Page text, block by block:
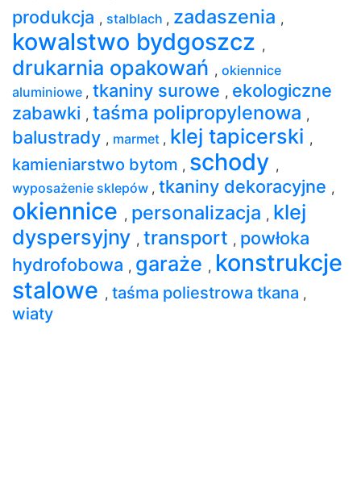
produkcja , stalblach , zadaszenia ,
kowalstwo bydgoszcz ,
drukarnia opakowań , okiennice
aluminiowe , tkaniny surowe , ekologiczne
zabawki , taśma polipropylenowa ,
balustrady , marmet , klej tapicerski ,
kamieniarstwo bytom , schody ,
wyposażenie sklepów , tkaniny dekoracyjne ,
okiennice , personalizacja , klej
dyspersyjny , transport , powłoka
hydrofobowa , garaże , konstrukcje
stalowe , taśma poliestrowa tkana ,
wiaty